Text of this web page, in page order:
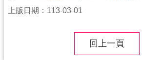
源
上版日期：113-03-01
回上一頁